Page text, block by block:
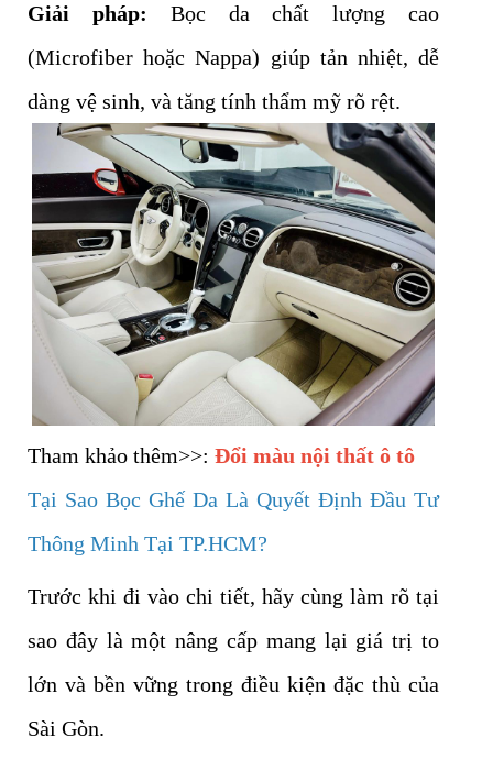
Giải pháp: Bọc da chất lượng cao
(Microfiber hoặc Nappa) giúp tản nhiệt, dễ
dàng vệ sinh, và tăng tính thẩm mỹ rõ rệt.
Tham khảo thêm>>: Đổi màu nội thất ô tô
Tại Sao Bọc Ghế Da Là Quyết Định Đầu Tư
Thông Minh Tại TP.HCM?
Trước khi đi vào chi tiết, hãy cùng làm rõ tại
sao đây là một nâng cấp mang lại giá trị to
lớn và bền vững trong điều kiện đặc thù của
Sài Gòn.